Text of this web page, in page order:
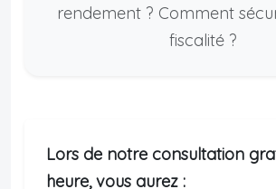
rendement ? Comment
fiscalité ?
Lors de notre consultation
heure, vous aurez :